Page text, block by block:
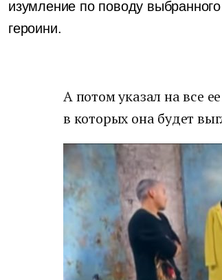
изумление по поводу
героини.
А потом указал на все
в которых она будет